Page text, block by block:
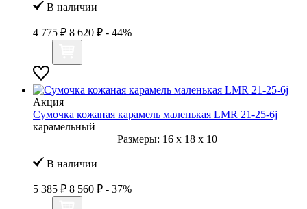
В наличии
4 775 ₽ 8 620 ₽ - 44%
Акция
Сумочка кожаная карамель маленькая LMR 21-25-6j
карамельный
Размеры: 16 x 18 x 10
В наличии
5 385 ₽ 8 560 ₽ - 37%